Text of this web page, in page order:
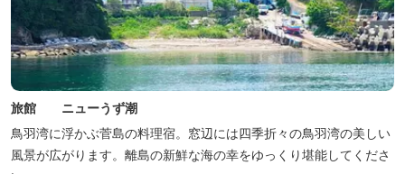
旅館 ニューうず潮
鳥羽湾に浮かぶ菅島の料理宿。窓辺には四季折々の鳥羽湾の美しい
風景が広がります。離島の新鮮な海の幸をゆっくり堪能してくださ